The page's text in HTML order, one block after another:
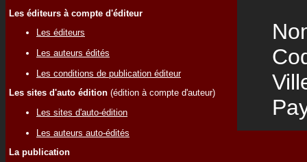
Les éditeurs à compte d'éditeur
Les éditeurs
Les auteurs édités
Les conditions de publication éditeur
Les sites d'auto édition (édition à compte d'auteur)
Les sites d'auto-édition
Les auteurs auto-édités
La publication